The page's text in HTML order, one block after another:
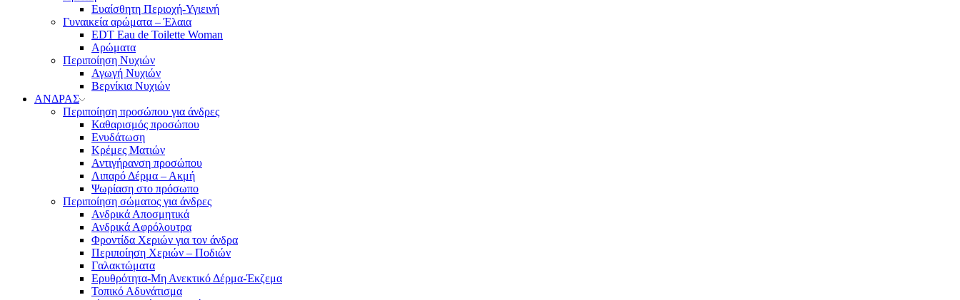
Ευαίσθητη Περιοχή-Υγιεινή
Γυναικεία αρώματα – Έλαια
EDT Eau de Toilette Woman
Αρώματα
Περιποίηση Νυχιών
Αγωγή Νυχιών
Βερνίκια Νυχιών
ΑΝΔΡΑΣ
Περιποίηση προσώπου για άνδρες
Καθαρισμός προσώπου
Ενυδάτωση
Κρέμες Ματιών
Αντιγήρανση προσώπου
Λιπαρό Δέρμα – Ακμή
Ψωρίαση στο πρόσωπο
Περιποίηση σώματος για άνδρες
Ανδρικά Αποσμητικά
Ανδρικά Αφρόλουτρα
Φροντίδα Χεριών για τον άνδρα
Περιποίηση Χεριών – Ποδιών
Γαλακτώματα
Ερυθρότητα-Μη Ανεκτικό Δέρμα-Έκζεμα
Τοπικό Αδυνάτισμα